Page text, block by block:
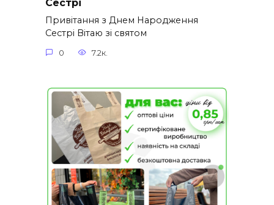
Сестрі
Привітання з Днем Народження
Сестрі Вітаю зі святом
0 7.2к.